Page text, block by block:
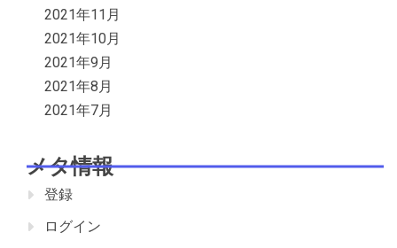
2021年11月
2021年10月
2021年9月
2021年8月
2021年7月
メタ情報
登録
ログイン